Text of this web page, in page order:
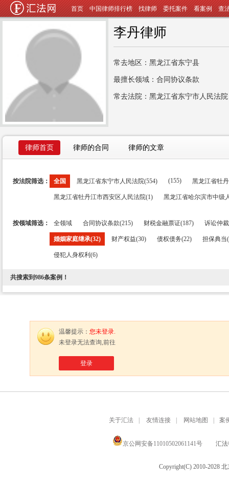
首页 中国律师排行榜 找律师 委托案件 看案例 查
李丹律师
常去地区：黑龙江省东宁县
最擅长领域：合同协议条款
常去法院：黑龙江省东宁市人民法院
律师首页 律师的合同 律师的文章
按法院筛选： 全国 黑龙江省东宁市人民法院(554) (155) 黑龙江省牡
黑龙江省牡丹江市西安区人民法院(1) 黑龙江省哈尔滨市中级
按领域筛选： 全领域 合同协议条款(215) 财税金融票证(187) 诉讼仲
婚姻家庭继承(32) 财产权益(30) 债权债务(22) 担保典当
侵犯人身权利(6)
共搜索到986条案例！
温馨提示： 您未登录.
未登录无法查询,前往
登录
关于汇法 友情连接 网站地图 案
京公网安备11010502061141号 汇法
Copyright(C) 2010-2028